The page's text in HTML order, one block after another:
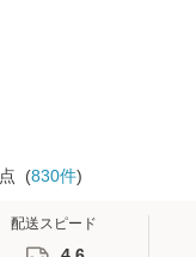
点 (830件)
配送スピード